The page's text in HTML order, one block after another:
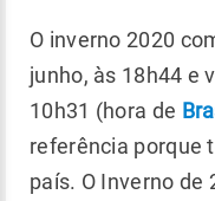
O inverno 2020
junho, às 18h44 e
10h31 (hora de
referência porque
país. O Inverno de